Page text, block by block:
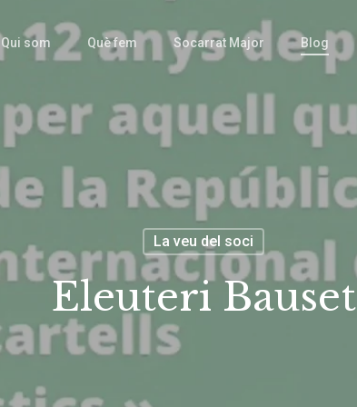
Qui som Què fem Socarrat Major Blog
La veu del soci
Eleuteri Bauset